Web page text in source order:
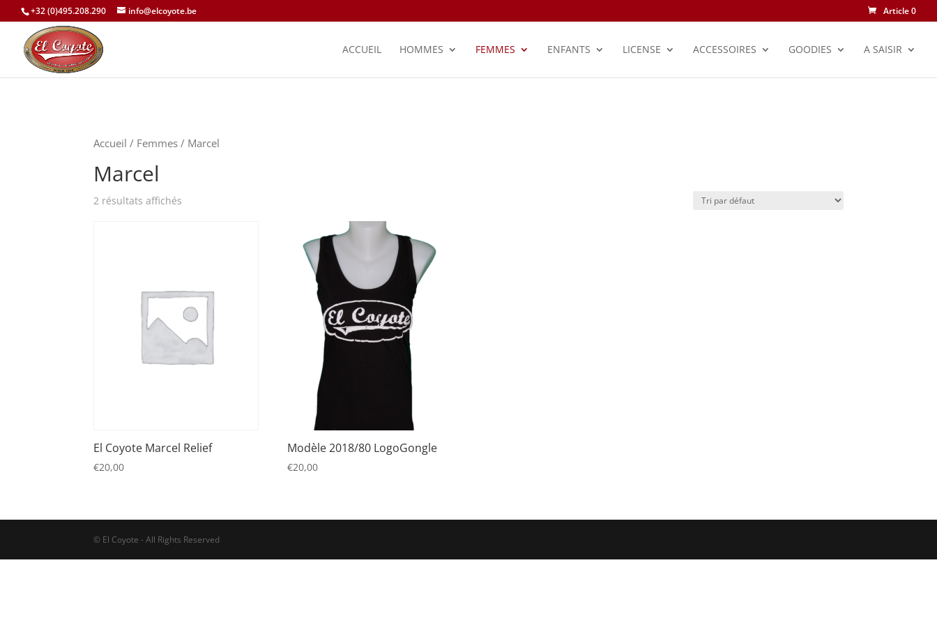
+32 (0)495.208.290 info@elcoyote.be Article 0
ACCUEIL HOMMES FEMMES ENFANTS LICENSE ACCESSOIRES GOODIES A SAISIR
Accueil / Femmes / Marcel
Marcel
2 résultats affichés
El Coyote Marcel Relief
€20,00
Modèle 2018/80 LogoGongle
€20,00
© El Coyote - All Rights Reserved